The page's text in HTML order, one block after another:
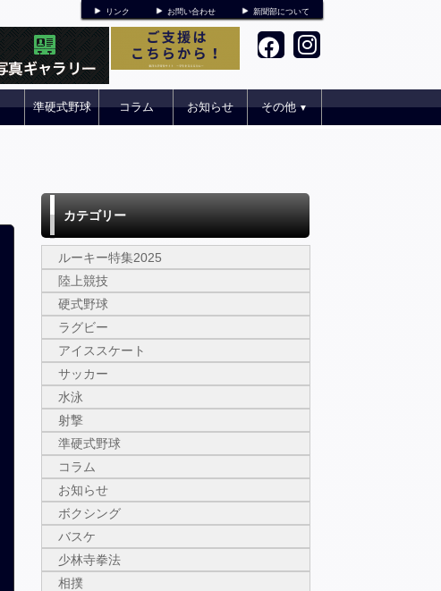
リンク お問い合わせ 新聞部について
準硬式野球 コラム お知らせ その他▼
カテゴリー
ルーキー特集2025
陸上競技
硬式野球
ラグビー
アイススケート
サッカー
水泳
射撃
準硬式野球
コラム
お知らせ
ボクシング
バスケ
少林寺拳法
相撲